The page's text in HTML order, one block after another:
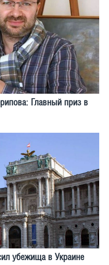
Главный приз в
убежища в Украине